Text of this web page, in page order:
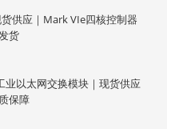
货供应｜Mark VIe四核控制器
货
业以太网交换模块｜现货供应
保障